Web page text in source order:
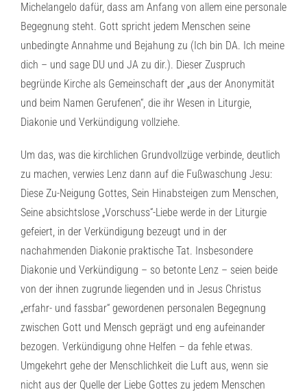
Michelangelo dafür, dass am Anfang von allem eine personale
Begegnung steht. Gott spricht jedem Menschen seine
unbedingte Annahme und Bejahung zu (Ich bin DA. Ich meine
dich – und sage DU und JA zu dir.). Dieser Zuspruch
begründe Kirche als Gemeinschaft der „aus der Anonymität
und beim Namen Gerufenen“, die ihr Wesen in Liturgie,
Diakonie und Verkündigung vollziehe.
Um das, was die kirchlichen Grundvollzüge verbinde, deutlich
zu machen, verwies Lenz dann auf die Fußwaschung Jesu:
Diese Zu-Neigung Gottes, Sein Hinabsteigen zum Menschen,
Seine absichtslose „Vorschuss“-Liebe werde in der Liturgie
gefeiert, in der Verkündigung bezeugt und in der
nachahmenden Diakonie praktische Tat. Insbesondere
Diakonie und Verkündigung – so betonte Lenz – seien beide
von der ihnen zugrunde liegenden und in Jesus Christus
„erfahr- und fassbar“ gewordenen personalen Begegnung
zwischen Gott und Mensch geprägt und eng aufeinander
bezogen. Verkündigung ohne Helfen – da fehle etwas.
Umgekehrt gehe der Menschlichkeit die Luft aus, wenn sie
nicht aus der Quelle der Liebe Gottes zu jedem Menschen